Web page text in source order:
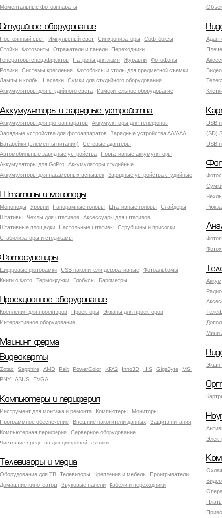
Моментальные фотоаппараты
Студийное оборудование
Постоянный свет Импульсный свет Синхронизаторы
Софтбоксы
Стойки
Фотозонты Отражатели и панели
Переходники
Генераторы спецэффектов
Патроны для ламп Журавли
Фотофоны
Ролики
Системы крепления
Фотобоксы и столы для предметной съемки
Лампы и колбы
Насадки
Сумки для студийного оборудования
Аккумуляторы для студийного света
Измерительное оборудование
Аккумуляторы и зарядные устройства
Аккумуляторы для фотоаппаратов
Аккумуляторы для телефонов
Зарядные устройства для фотоаппаратов
Зарядные устройства AA/AAA
Батарейки (элементы питания)
Сетевые адаптеры
Автомобильные зарядные устройства
Портативные аккумуляторы
Аккумуляторы для GoPro
Аккумуляторы студийные
Аккумуляторы для накамерных вспышек
Зарядные устройства студийные
USB
(SD)
USB
Штативы и моноподы
Моноподы Уровни Панорамные головы Штативные головы
Слайдеры
Штативы
Чехлы для штативов
Аксессуары для штативов
Штативные площадки
Настольные штативы
Струбцины и присоски
Стабилизаторы и стедикамы
Фотосувениры
Цифровые фоторамки USB накопители декоративные
Фотоальбомы
Книги о Фото
Термокружки Глобусы Барометры
Мини
Проекционное оборудование
Крепления для проекторов Проекторы
Экраны для проекторов
Интерактивное оборудование
Майнинг ферма
Экшн
Видеокарты
Zotac Sapphire AMD Palit PowerColor KFA2 Inno3D HIS GigaByte
MSI
PNY
ASUS EVGA
Компьютеры и периферия
Инструмент для монтажа и ремонта Компьютеры
Мониторы
Программное обеспечение
Внешние накопители данных
Защита питания
Компьютерная периферия
Серверное оборудование
Чистящие средства для цифровой техники
Телевизоры и медиа
Оборудование для ТВ Телевизоры Крепления и мебель
Проигрыватели
Домашние кинотеатры
Звуковые панели Кабели и переходники